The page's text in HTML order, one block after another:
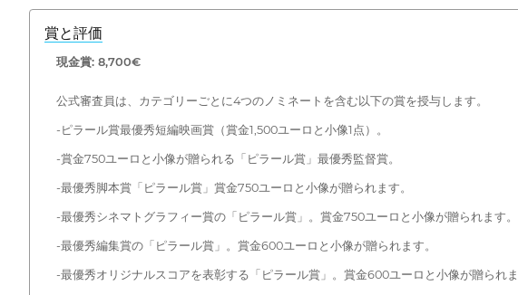
賞と評価
現金賞: 8,700€
公式審査員は、カテゴリーごとに4つのノミネートを含む以下の賞を授与します。
-ピラール賞最優秀短編映画賞（賞金1,500ユーロと小像1点）。
-賞金750ユーロと小像が贈られる「ピラール賞」最優秀監督賞。
-最優秀脚本賞「ピラール賞」賞金750ユーロと小像が贈られます。
-最優秀シネマトグラフィー賞の「ピラール賞」。賞金750ユーロと小像が贈られます。
-最優秀編集賞の「ピラール賞」。賞金600ユーロと小像が贈られます。
-最優秀オリジナルスコアを表彰する「ピラール賞」。賞金600ユーロと小像が贈られま